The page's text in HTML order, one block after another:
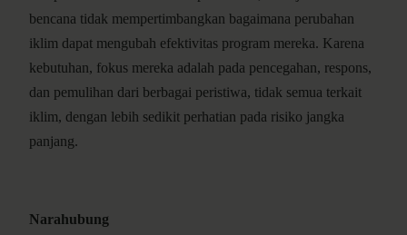
bencana tidak mempertimbangkan bagaimana perubahan
iklim dapat mengubah efektivitas program mereka. Karena
kebutuhan, fokus mereka adalah pada pencegahan, respons,
dan pemulihan dari berbagai peristiwa, tidak semua terkait
iklim, dengan lebih sedikit perhatian pada risiko jangka
panjang.
Narahubung